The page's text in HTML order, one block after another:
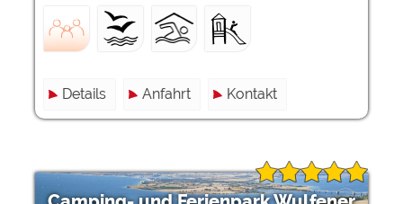
Details Anfahrt Kontakt